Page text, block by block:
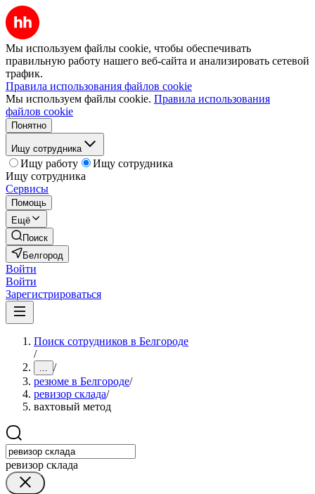
Мы используем файлы cookie, чтобы обеспечивать
правильную работу нашего веб-сайта и анализировать сетевой
трафик.
Правила использования файлов cookie
Мы используем файлы cookie. Правила использования
файлов cookie
Понятно
Ищу сотрудника
Ищу работу
Ищу сотрудника
Ищу сотрудника
Сервисы
Помощь
Ещё
Поиск
Белгород
Войти
Войти
Зарегистрироваться
Поиск сотрудников в Белгороде
/
... /
резюме в Белгороде/
ревизор склада/
вахтовый метод
ревизор склада